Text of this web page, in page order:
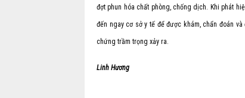
đợt phun hóa chất phòng, chống dịch. Khi phát
đến ngay cơ sở y tế để được khám, chẩn đoán
chứng trầm trọng xảy ra.
Linh Hương